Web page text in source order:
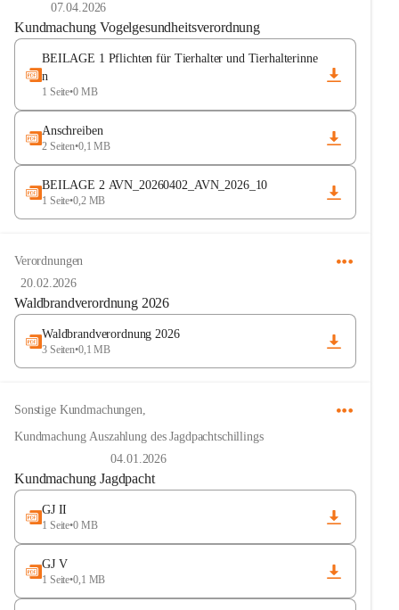
07.04.2026
Kundmachung Vogelgesundheitsverordnung
BEILAGE 1 Pflichten für Tierhalter und Tierhalterinne
n
1 Seite•0 MB
Anschreiben
2 Seiten•0,1 MB
BEILAGE 2 AVN_20260402_AVN_2026_10
1 Seite•0,2 MB
Verordnungen
20.02.2026
Waldbrandverordnung 2026
Waldbrandverordnung 2026
3 Seiten•0,1 MB
Sonstige Kundmachungen,
Kundmachung Auszahlung des Jagdpachtschillings
04.01.2026
Kundmachung Jagdpacht
GJ II
1 Seite•0 MB
GJ V
1 Seite•0,1 MB